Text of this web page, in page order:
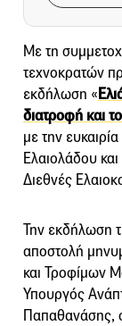
Με τη
τεχνοκρατών
εκδήλωση «
διατροφή και
με την
Ελαιολάδου
Διεθνές
Την εκδήλωση
αποστολή
και Τροφίμων
Υπουργός
Παπαθανάσης,